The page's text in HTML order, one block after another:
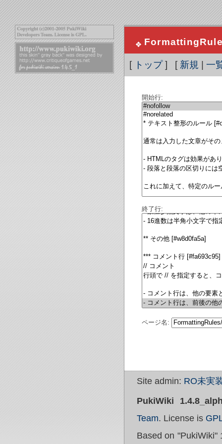
[ トップ] [ 新規 一
開始行:
終了行:
ページ名:
Site admin: RO未実
PukiWiki
Team. License is
Based on "PukiWiki"